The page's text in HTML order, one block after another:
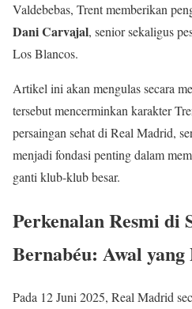
Valdebebas, Trent memberikan
Dani Carvajal, senior sekaligus
Los Blancos.
Artikel ini akan mengulas secara
tersebut mencerminkan karakter
persaingan sehat di Real Madrid,
menjadi fondasi penting dalam
ganti klub-klub besar.
Perkenalan Resmi di
Bernabéu: Awal yang
Pada 12 Juni 2025, Real Madrid